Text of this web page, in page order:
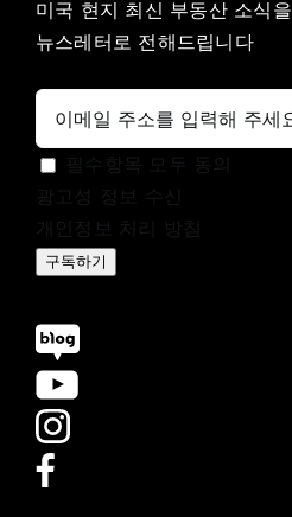
미국 현지 최신 부동산 소식을
뉴스레터로 전해드립니다
구독하기